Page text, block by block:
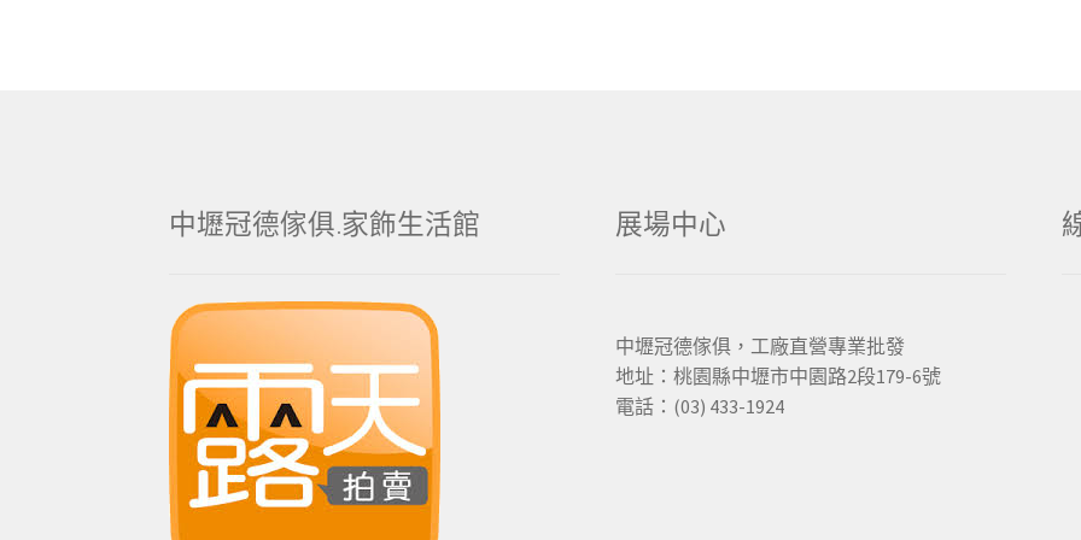
中壢冠德傢俱.家飾生活館 展場中心
中壢冠德傢俱，工廠直營專業批發
地址：桃園縣中壢市中園路2段179-6號
電話：(03) 433-1924